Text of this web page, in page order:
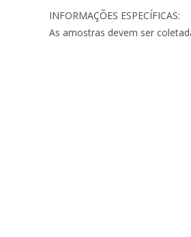
INFORMAÇÕES ESPECÍFICAS:
As amostras devem ser